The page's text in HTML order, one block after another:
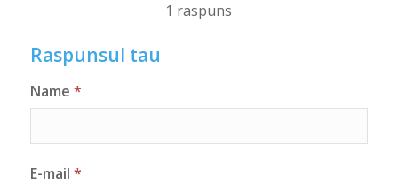
1 raspuns
Raspunsul tau
Name *
E-mail *